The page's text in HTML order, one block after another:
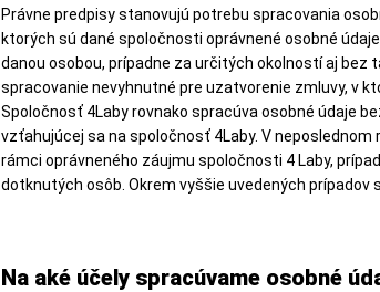
Právne predpisy stanovujú potrebu spracovania
ktorých sú dané spoločnosti oprávnené osobné
danou osobou, prípadne za určitých okolností aj bez
spracovanie nevyhnutné pre uzatvorenie zmluvy, v
Spoločnosť 4Laby rovnako spracúva osobné údaje
vzťahujúcej sa na spoločnosť 4Laby. V
rámci oprávneného záujmu spoločnosti 4 Laby,
dotknutých osôb. Okrem vyššie uvedených
Na aké účely spracúvame osobné